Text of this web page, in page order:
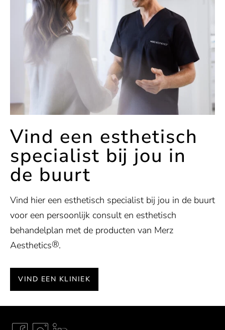
Vind een esthetisch
specialist bij jou in
de buurt
Vind hier een esthetisch specialist bij jou in de buurt
voor een persoonlijk consult en esthetisch
behandelplan met de producten van Merz
Aesthetics®.
VIND EEN KLINIEK